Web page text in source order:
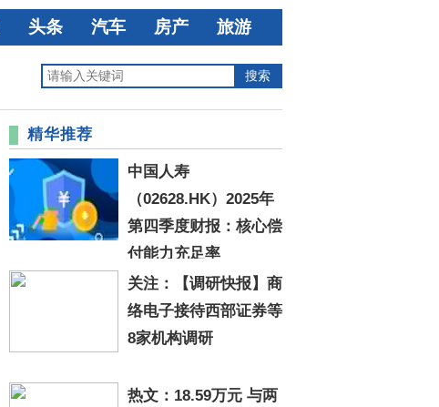
头条 汽车 房产
旅游
精华推荐
中国人寿
（02628.HK）2025年
第四季度财报：核心偿
付能力充足率
128.77%，综合偿付能力充足率174.01%
关注：【调研快报】商
络电子接待西部证券等
8家机构调研
热文：18.59万元 与两